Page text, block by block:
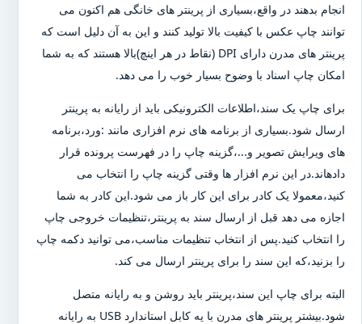
انجام بدهند در واقع،بسیاری از پرینتر های خانگی هم اکنون می
توانند چاپ عکس با کیفیت بالا تولید کنند و این به آن دلیل است که
پرینتر های مدرن دارای DPI (نقاط در هر اینچ)بالا هستند که به شما
امکان چاپ اسناد با وضوح بسیار خوب را می دهد.
برای چاپ یک سند،اطلاعات الکترونیکی باید از رایانه به پرینتر
ارسال شود.بسیاری از برنامه های نرم افزاری مانند :ورد،برنامه
های ویرایش تصویر و...،گزینه چاپ را در فهرست پرونده قرار
دادهاند.در این نرم افزار ها وقتی گزینه چاپ را انتخاب می
کنید،معمولا یک کادر برای این کار باز می شود.این کادر به شما
اجازه می دهد قبل از ارسال سند به پرینتر،تنظیمات خروجی چاپ
را انتخاب کنید.پس از انتخاب تنظیمات مناسب،می توانید دکمه چاپ
را بزنید،که این سند را برای پرینتر ارسال می کند.
البته برای چاپ این سند،پرینتر باید روشن و به رایانه متصل
شود.بیشتر پرینتر های مدرن با یه کابل استاندارد USB به رایانه